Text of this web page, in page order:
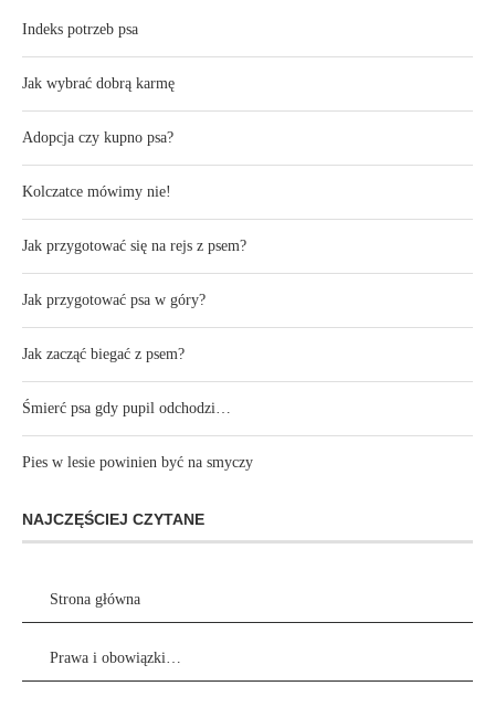
Indeks potrzeb psa
Jak wybrać dobrą karmę
Adopcja czy kupno psa?
Kolczatce mówimy nie!
Jak przygotować się na rejs z psem?
Jak przygotować psa w góry?
Jak zacząć biegać z psem?
Śmierć psa gdy pupil odchodzi…
Pies w lesie powinien być na smyczy
NAJCZĘŚCIEJ CZYTANE
Strona główna
Prawa i obowiązki…